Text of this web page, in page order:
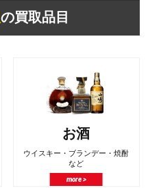
の買取品目
お酒
ウイスキー・ブランデー・焼酎
など
more >